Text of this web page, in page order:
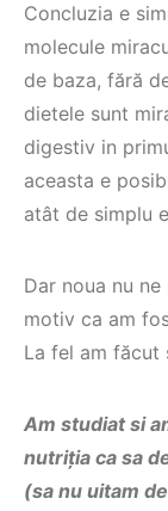
Concluzia e
molecule
de baza, fără
dietele sunt
digestiv in
aceasta e
atât de simplu
Dar noua nu
motiv ca am
La fel am făcut
Am studiat si
nutriția ca sa
(sa nu uitam